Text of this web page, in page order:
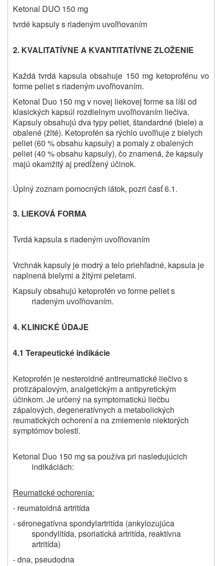
Ketonal DUO 150 mg
tvrdé kapsuly s riadeným uvoľňovaním
2. KVALITATÍVNE A KVANTITATÍVNE ZLOŽENIE
Každá tvrdá kapsula obsahuje 150 mg ketoprofénu vo
forme peliet s riadeným uvoľňovaním.
Ketonal Duo 150 mg v novej liekovej forme sa líši od
klasických kapsúl rozdielnym uvoľňovaním liečiva.
Kapsuly obsahujú dva typy peliet, štandardné (biele) a
obalené (žlté). Ketoprofén sa rýchlo uvoľňuje z bielych
peliet (60 % obsahu kapsuly) a pomaly z obalených
peliet (40 % obsahu kapsuly), čo znamená, že kapsuly
majú okamžitý aj predĺžený účinok.
Úplný zoznam pomocných látok, pozri časť 6.1.
3. LIEKOVÁ FORMA
Tvrdá kapsula s riadeným uvoľňovaním
Vrchnák kapsuly je modrý a telo priehľadné, kapsula je
naplnená bielymi a žltými peletami.
Kapsuly obsahujú ketoprofén vo forme peliet s
riadeným uvoľňovaním.
4. KLINICKÉ ÚDAJE
4.1 Terapeutické indikácie
Ketoprofén je nesteroidné antireumatické liečivo s
protizápalovým, analgetickým a antipyretickým
účinkom. Je určený na symptomatickú liečbu
zápalových, degeneratívnych a metabolických
reumatických ochorení a na zmiernenie niektorých
symptómov bolesti.
Ketonal Duo 150 mg sa používa pri nasledujúcich
indikáciách:
Reumatické ochorenia:
- reumatoidná artritída
- séronegatívna spondylartritída (ankylozujúca
spondylitída, psoriatická artritída, reaktívna
artritída)
- dna, pseudodna